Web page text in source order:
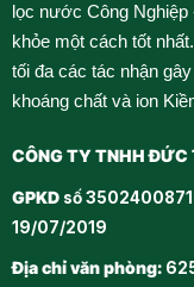
lọc nước Công Nghiệp
khỏe một cách tốt
tối đa các tác nhận
khoáng chất và ion
CÔNG TY TNHH ĐỨC
GPKDsố
19/07/2019
Địa chỉ văn phòng: